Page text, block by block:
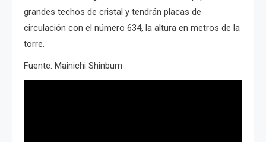
grandes techos de cristal y tendrán placas de
circulación con el número 634, la altura en metros de la
torre.
Fuente: Mainichi Shinbum